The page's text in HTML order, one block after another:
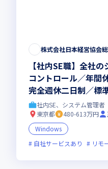
株式会社日本経営協会
【社内SE職】全社
コントロール／年間
完全週休二日制／標
社内SE、システム管理者
東京都
480-613万円
Windows
自社サービスあり
リモ